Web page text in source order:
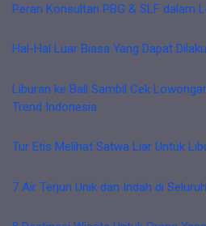
Peran Konsultan PBG & SLF dalam
Hal-Hal Luar Biasa Yang Dapat
Liburan ke Bali Sambil Cek
Trend Indonesia
Tur Etis Melihat Satwa Liar Untuk
7 Air Terjun Unik dan Indah di